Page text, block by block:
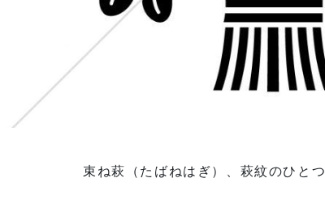
束ね萩（たばねはぎ）、萩紋のひとつ